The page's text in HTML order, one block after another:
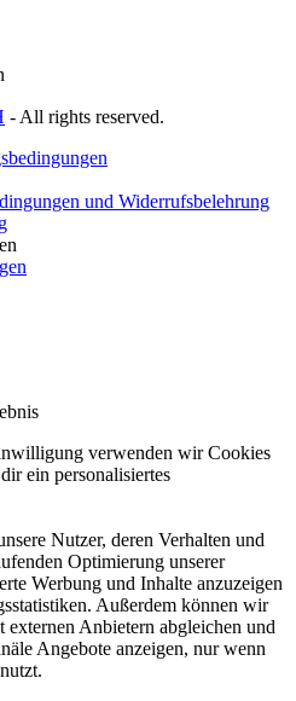
- All rights reserved.
und Widerrufsbelehrung
verwenden wir Cookies
ein personalisiertes
Nutzer, deren Verhalten und
Optimierung unserer
Werbung und Inhalte anzuzeigen
Außerdem können wir
externen Anbietern abgleichen und
Angebote anzeigen, nur wenn